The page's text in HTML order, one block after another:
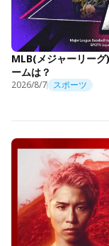
MLB(メジャーリー
ームは？
2026/8/7 スポーツ